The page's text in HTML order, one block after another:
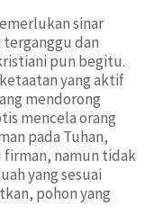
sinar
terganggu dan
pun begitu.
yang aktif
mendorong
mencela orang
pada Tuhan,
firman, namun tidak
yang sesuai
pohon yang